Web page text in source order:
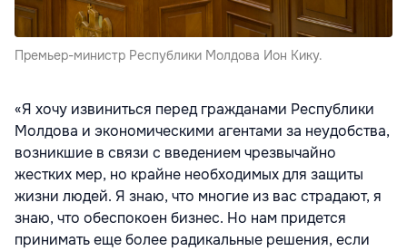
Премьер-министр Республики Молдова Ион Кику.
«Я хочу извиниться перед гражданами Республики
Молдова и экономическими агентами за неудобства,
возникшие в связи с введением чрезвычайно
жестких мер, но крайне необходимых для защиты
жизни людей. Я знаю, что многие из вас страдают, я
знаю, что обеспокоен бизнес. Но нам придется
принимать еще более радикальные решения, если